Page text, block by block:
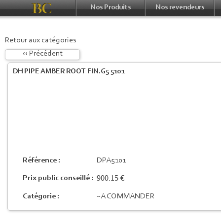
Nos Produits Nos revendeurs
Retour aux catégories
‹‹ Précédent
DH PIPE AMBER ROOT FIN.G5 5101
Référence : DPA5101
Prix public conseillé : 900.15 €
Catégorie : ~A COMMANDER